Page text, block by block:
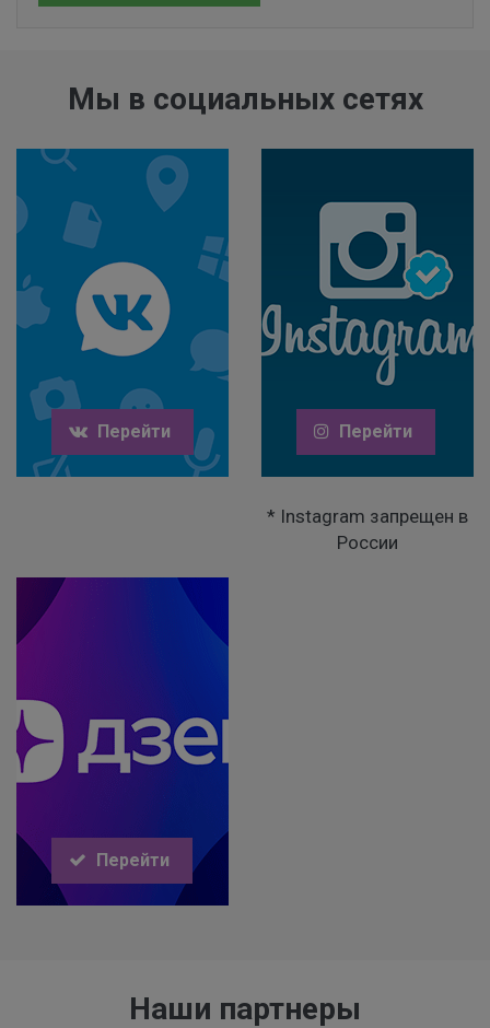
Мы в социальных сетях
Перейти Перейти
* Instagram запрещен в
России
Перейти
Наши партнеры